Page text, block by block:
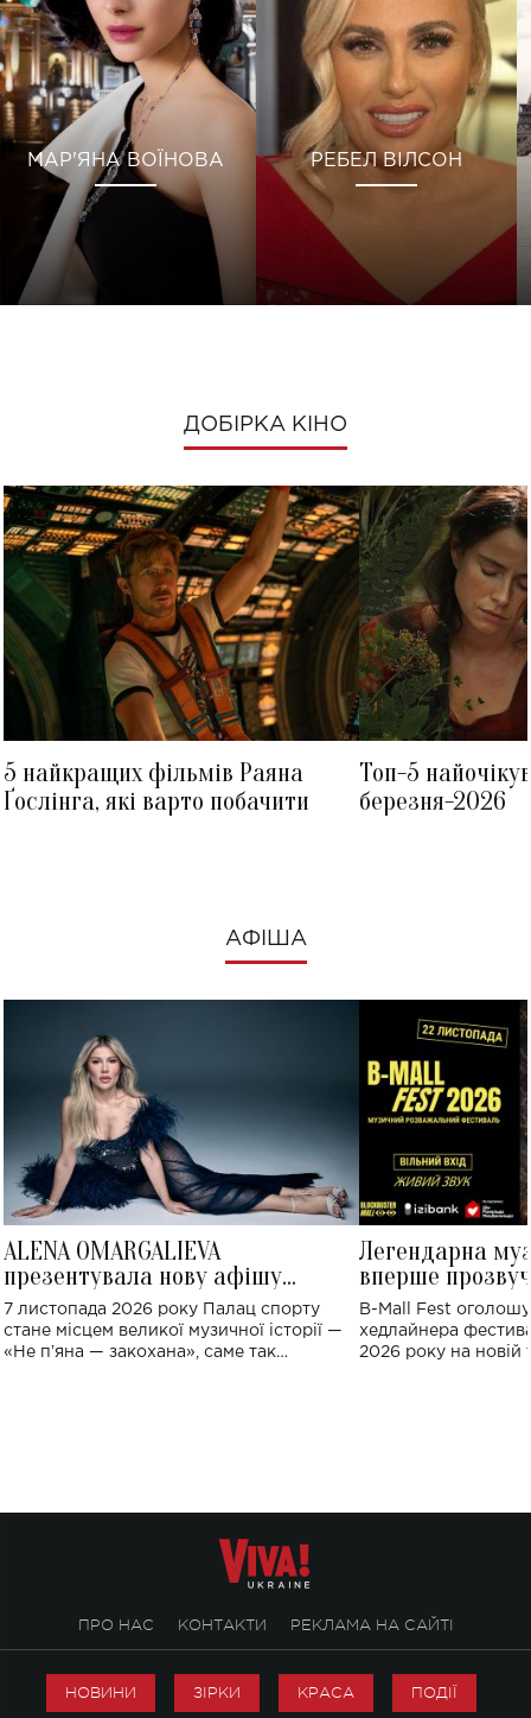
МАР'ЯНА ВОЇНОВА РЕБЕЛ ВІЛСОН
ДОБІРКА КІНО
5 найкращих фільмів Раяна
Ґослінга, які варто побачити
Топ-5
березня-2026
АФІША
ALENA OMARGALIEVA
презентувала нову афішу
великого концерту в Палаці
спорту
7 листопада 2026 року Палац спорту
стане місцем великої музичної історії —
«Не пʼяна — закохана», саме так
Легендарна
вперше
Україні: де
B-Mall Fest
хедлайнера
2026 року на новій
ПРО НАС КОНТАКТИ РЕКЛАМА НА САЙТІ
НОВИНИ ЗІРКИ КРАСА ПОДІЇ